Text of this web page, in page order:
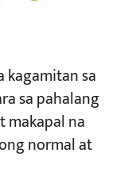
kagamitan sa
sa pahalang
makapal na
normal at